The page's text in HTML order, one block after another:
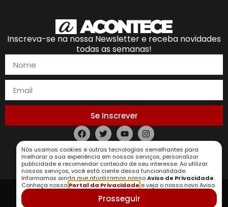
Inscreva-se na nossa Newsletter e receba novidades
todas as semanas!
Se Inscrever
Política de Privacidade
Nós usamos cookies e outras tecnologias semelhantes para
melhorar a sua experiência em nossos serviços, personalizar
publicidade e recomendar conteúdo de seu interesse. Ao utilizar
nossos serviços, você está ciente dessa funcionalidade.
Informamos ainda que atualizamos nossoAviso de Privacidade.
Conheça nosso Portal da Privacidade e veja o nosso novo Aviso.
Prosseguir